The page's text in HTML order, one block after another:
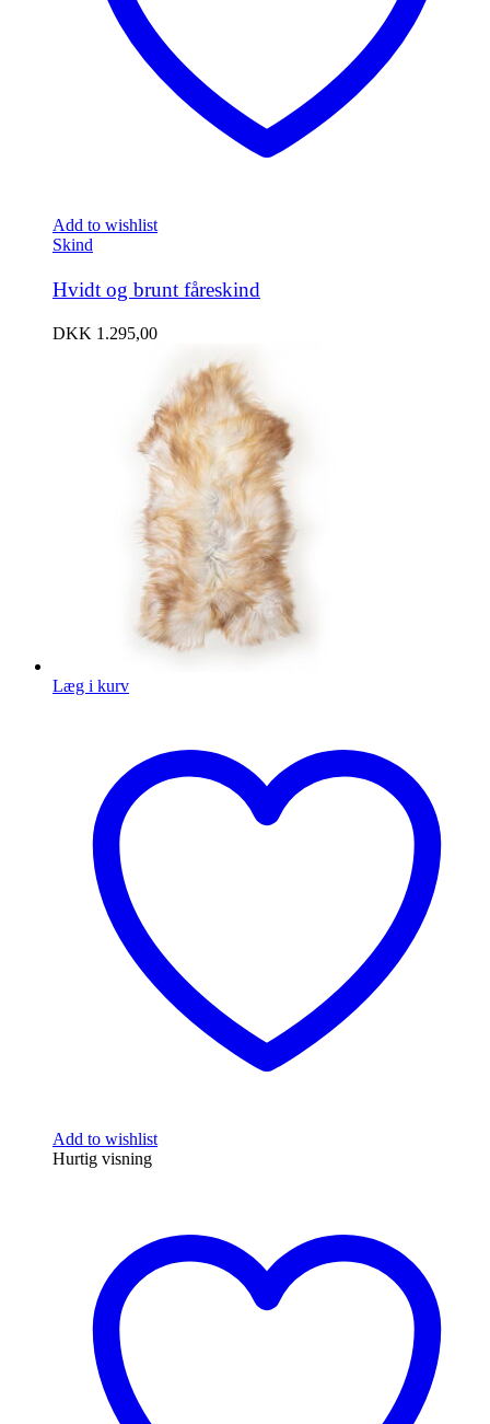
Add to wishlist
Skind
Hvidt og brunt fåreskind
DKK 1.295,00
Læg i kurv
Add to wishlist
Hurtig visning